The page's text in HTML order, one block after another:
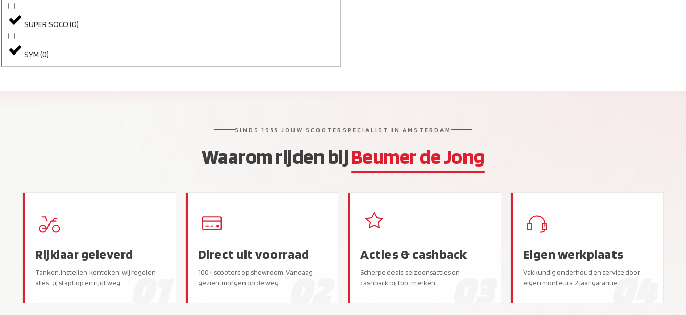
SUPER SOCO (0)
SYM (0)
SINDS 1933 JOUW SCOOTERSPECIALIST IN AMSTERDAM
Waarom rijden bijBeumer de Jong
Rijklaar geleverd
Tanken, instellen, kenteken: wij regelen
alles. Jij stapt op en rijdt weg.
01
Direct uit voorraad
100+ scooters op showroom. Vandaag
gezien, morgen op de weg.
02
Acties & cashback
Scherpe deals, seizoensacties en
cashback bij top-merken.
03
Eigen werkplaats
Vakkundig onderhoud en service door
eigen monteurs. 2 jaar garantie.04